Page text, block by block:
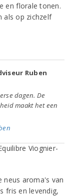
en florale tonen.
als op zichzelf
Ruben
dagen. De
maakt het een
neus aroma's van
fris en levendig,